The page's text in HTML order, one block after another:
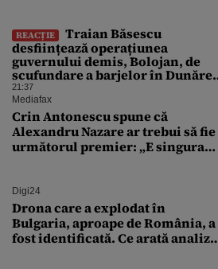
REACȚIE
Traian Băsescu
desființează operațiunea
guvernului demis, Bolojan, de
scufundare a barjelor în Dunăre:
„Este o improvizație”
21:37
Mediafax
Crin Antonescu spune că
Alexandru Nazare ar trebui să fie
următorul premier: „E singura
Digi24
Drona care a explodat în
Bulgaria, aproape de România, a
fost identificată. Ce arată analiza